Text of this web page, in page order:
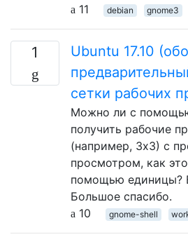
11
debian gnome3
1
Ubuntu 17.10
сетки рабочих
Можно ли с
получить рабочие
(например, 3x3) с
просмотром, как
помощью единицы?
Большое спасибо.
10
gnome-shell